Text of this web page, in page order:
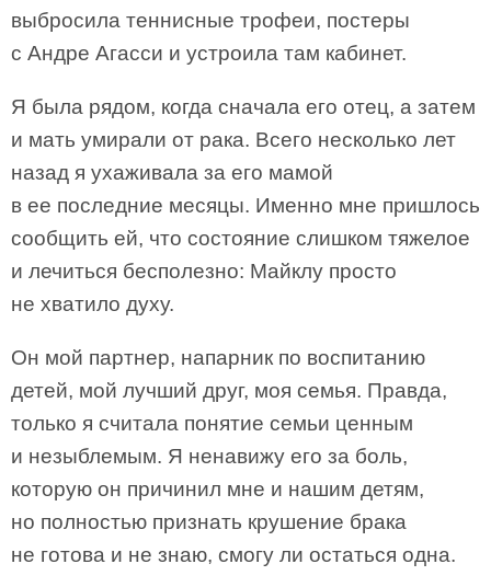
выбросила теннисные трофеи, постеры
с Андре Агасси и устроила там кабинет.
Я была рядом, когда сначала его отец, а затем
и мать умирали от рака. Всего несколько лет
назад я ухаживала за его мамой
в ее последние месяцы. Именно мне пришлось
сообщить ей, что состояние слишком тяжелое
и лечиться бесполезно: Майклу просто
не хватило духу.
Он мой партнер, напарник по воспитанию
детей, мой лучший друг, моя семья. Правда,
только я считала понятие семьи ценным
и незыблемым. Я ненавижу его за боль,
которую он причинил мне и нашим детям,
но полностью признать крушение брака
не готова и не знаю, смогу ли остаться одна.